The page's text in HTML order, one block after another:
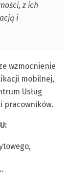
z ich
i
wzmocnienie
mobilnej,
Usług
pracowników.